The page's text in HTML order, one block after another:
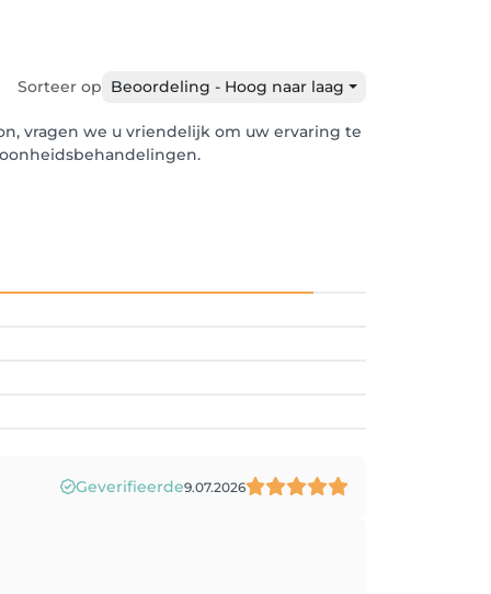
Sorteer op Beoordeling - Hoog naar laag
vragen we u vriendelijk om uw ervaring te
Geverifieerde9.07.2026